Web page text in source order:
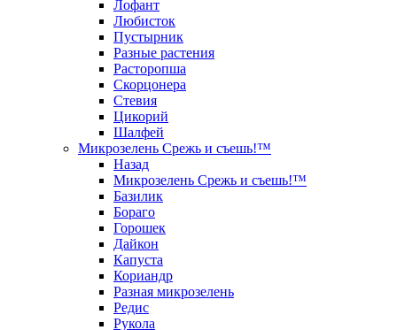
Лофант
Любисток
Пустырник
Разные растения
Расторопша
Скорцонера
Стевия
Цикорий
Шалфей
Микрозелень Срежь и съешь!™
Назад
Микрозелень Срежь и съешь!™
Базилик
Бораго
Горошек
Дайкон
Капуста
Кориандр
Разная микрозелень
Редис
Рукола